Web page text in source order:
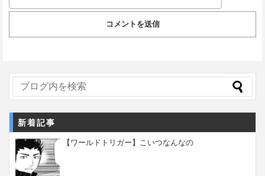
新着記事
【ワールドトリガー】こいつなんなの